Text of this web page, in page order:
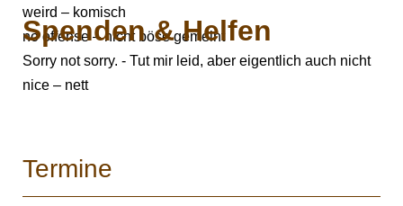
Spenden & Helfen
weird – komisch
no offense – nicht böse gemeint
Sorry not sorry. - Tut mir leid, aber eigentlich auch nicht
nice – nett
Termine